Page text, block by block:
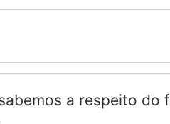
a respeito do